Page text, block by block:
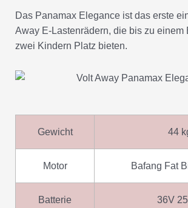
Das Panamax Elegance ist das erste
Away E-Lastenrädern, die bis zu einem
zwei Kindern Platz bieten.
Gewicht 44
Motor Bafang Fat
Batterie 36V